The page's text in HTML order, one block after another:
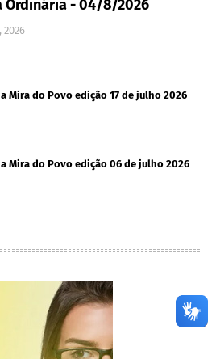
Ordinária - 04/8/2026
2026
Mira do Povo edição 17 de julho 2026
Mira do Povo edição 06 de julho 2026